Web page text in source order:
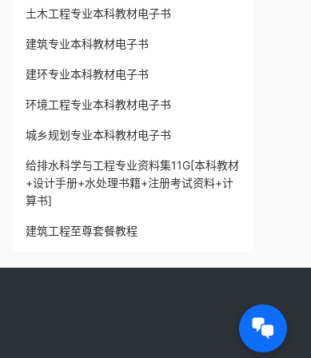
土木工程专业本科教材电子书
建筑专业本科教材电子书
建环专业本科教材电子书
环境工程专业本科教材电子书
城乡规划专业本科教材电子书
给排水科学与工程专业资料集11G[本科教材
+设计手册+水处理书籍+注册考试资料+计
算书]
建筑工程至尊套餐教程